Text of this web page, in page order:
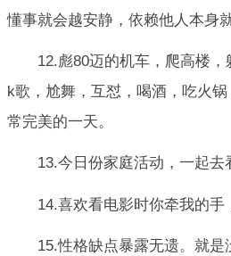
懂事就会越安静，依赖他人本身
12.彪80迈的机车，爬高楼，
k歌，尬舞，互怼，喝酒，吃火
常完美的一天。
13.今日份家庭活动，一起去
14.喜欢看电影时你牵我的手
15.性格缺点暴露无遗。就